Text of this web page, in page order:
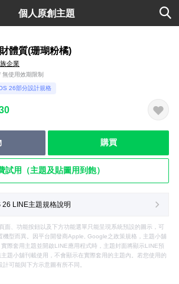
個人原創主題
體質(珊瑚粉橘)
企業
使用效期限制
26部分設計規格
購買
試用（主題及貼圖用到飽）
LINE主題規格說明
面、功能按鈕以及下方功能選單只能呈現系統預設的圖示，可
機型而異。因平台開發商Apple, Google之政策規格，主題小舖
際套用主題並開啟LINE應用程式時，主題封面將顯示LINE預
題小舖刊載使用，不會顯示在實際套用的主題內。若您使用的
可能與下方示意圖有所不同。